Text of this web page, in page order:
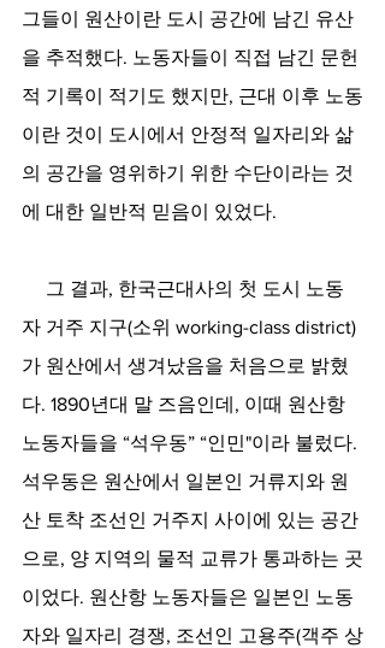
그들이 원산이란 도시 공간에 남긴 유산
을 추적했다. 노동자들이 직접 남긴 문헌
적 기록이 적기도 했지만, 근대 이후 노동
이란 것이 도시에서 안정적 일자리와 삶
의 공간을 영위하기 위한 수단이라는 것
에 대한 일반적 믿음이 있었다.
자 거주 지구(소위 working-class district)
가 원산에서 생겨났음을 처음으로 밝혔
다. 1890년대 말 즈음인데, 이때 원산항
노동자들을 “석우동” “인민"이라 불렀다.
석우동은 원산에서 일본인 거류지와 원
산 토착 조선인 거주지 사이에 있는 공간
으로, 양 지역의 물적 교류가 통과하는 곳
이었다. 원산항 노동자들은 일본인 노동
자와 일자리 경쟁, 조선인 고용주(객주 상